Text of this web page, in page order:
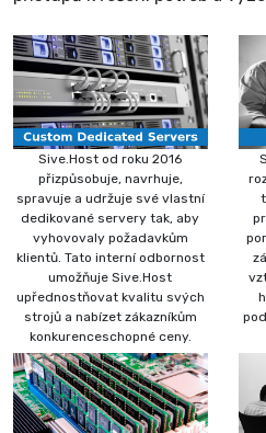
Sive.Host od roku 2016
přizpůsobuje, navrhuje,
spravuje a udržuje své vlastní
dedikované servery tak, aby
vyhovovaly požadavkům
klientů. Tato interní odbornost
umožňuje Sive.Host
upřednostňovat kvalitu svých
strojů a nabízet zákazníkům
konkurenceschopné ceny.